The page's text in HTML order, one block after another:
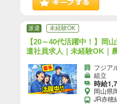
派遣 未経験OK
【20～40代活躍中！】岡
遣社員求人｜未経験OK｜
K｜（OK-10583-04-JP）
フジア
組立
時給
岡山県